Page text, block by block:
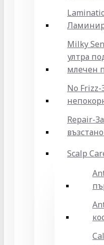
Milky
ултра
млечен
No
Repair-
Scalp